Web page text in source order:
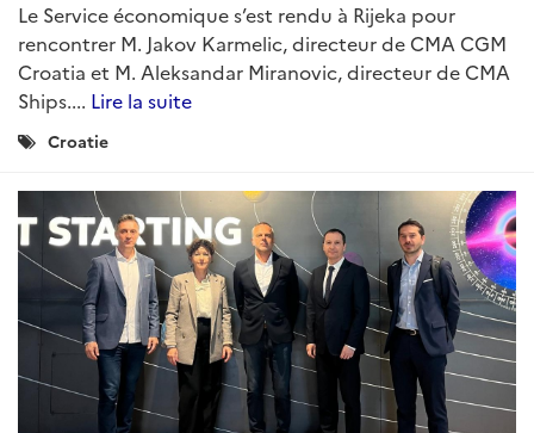
Le Service économique s’est rendu à Rijeka pour
rencontrer M. Jakov Karmelic, directeur de CMA CGM
Croatia et M. Aleksandar Miranovic, directeur de CMA
Ships.... Lire la suite
Catégories
Croatie